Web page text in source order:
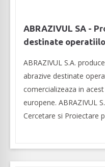
ABRAZIVUL SA -
destinate
ABRAZIVUL S.A.
abrazive destinate
comercializeaza in
europene. ABRAZIVUL
Cercetare si Proiectare